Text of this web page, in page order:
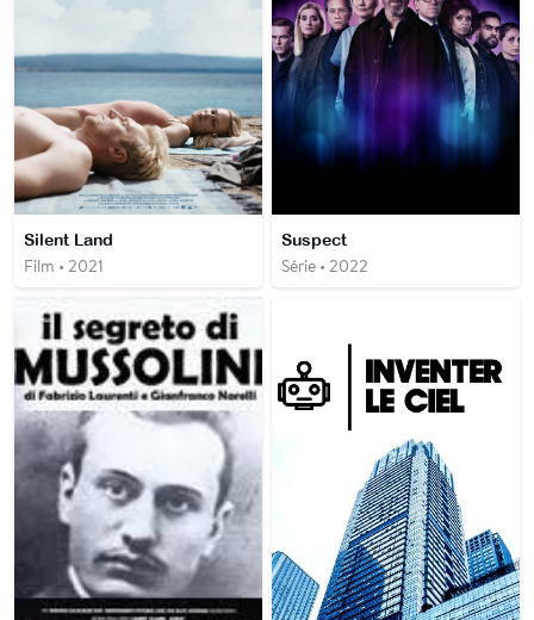
Silent Land
Film • 2021
Suspect
Série • 2022